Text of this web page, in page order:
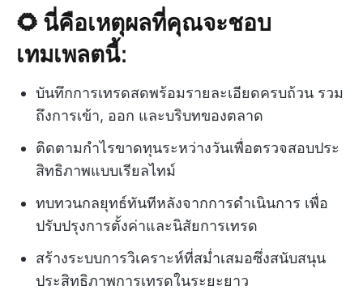
🌻 นี่คือเหตุผลที่คุณจะชอบ
เทมเพลตนี้:
บันทึกการเทรดสดพร้อมรายละเอียดครบถ้วน รวม
ถึงการเข้า, ออก และบริบทของตลาด
ติดตามกำไรขาดทุนระหว่างวันเพื่อตรวจสอบประ
สิทธิภาพแบบเรียลไทม์
ทบทวนกลยุทธ์ทันทีหลังจากการดำเนินการ เพื่อ
ปรับปรุงการตั้งค่าและนิสัยการเทรด
สร้างระบบการวิเคราะห์ที่สม่ำเสมอซึ่งสนับสนุน
ประสิทธิภาพการเทรดในระยะยาว